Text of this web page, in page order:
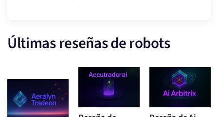
Últimas reseñas de robots